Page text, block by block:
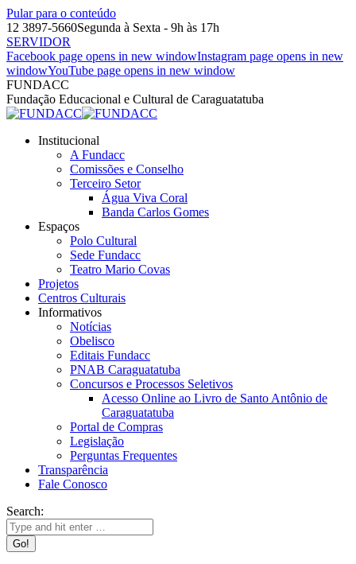
Pular para o conteúdo
12 3897-5660Segunda à Sexta - 9h às 17h
SERVIDOR
Facebook page opens in new windowInstagram page opens in new
windowYouTube page opens in new window
FUNDACC
Fundação Educacional e Cultural de Caraguatatuba
Institucional
A Fundacc
Comissões e Conselho
Terceiro Setor
Água Viva Coral
Banda Carlos Gomes
Espaços
Polo Cultural
Sede Fundacc
Teatro Mario Covas
Projetos
Centros Culturais
Informativos
Notícias
Obelisco
Editais Fundacc
PNAB Caraguatatuba
Concursos e Processos Seletivos
Acesso Online ao Livro de Santo Antônio de
Caraguatatuba
Portal de Compras
Legislação
Perguntas Frequentes
Transparência
Fale Conosco
Search: